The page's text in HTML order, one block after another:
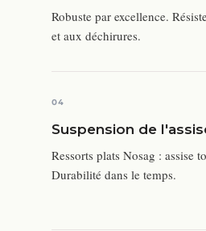
Robuste par excellence.
et aux déchirures.
04
Suspension de
Ressorts plats Nosag : assise
Durabilité dans le temps.